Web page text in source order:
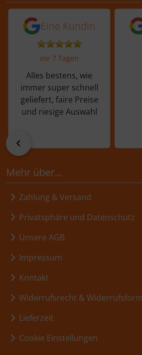
5 von 5 Sternen von
Eine Kundin
vor 7 Tagen
Alles bestens, wie
immer super schnell
geliefert, faire Preise
und riesige Auswahl
5
Mehr über...
Zahlung & Versand
Privatsphäre und Datenschutz
Unsere AGB
Impressum
Kontakt
Widerrufsrecht &
Lieferzeit
Cookie Einstellungen